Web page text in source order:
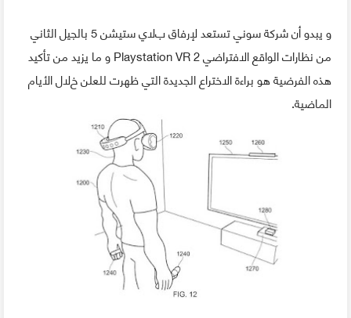
و يبدو أن شركة سوني تستعد لإرفاق بﻻي ستيشن 5 بالجيل الثاني
من نظارات الواقع الافتراضي Playstation VR 2 و ما يزيد من تأكيد
هذه الفرضية هو براءة الاختراع الجديدة التي ظهرت للعلن خﻻل الأيام
الماضية.